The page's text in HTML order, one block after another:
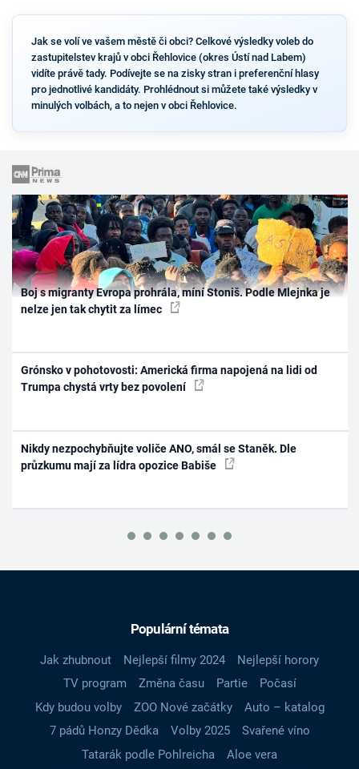
Jak se volí ve vašem městě či obci? Celkové výsledky voleb do
zastupitelstev krajů v obci Řehlovice (okres Ústí nad Labem)
vidíte právě tady. Podívejte se na zisky stran i preferenční hlasy
pro jednotlivé kandidáty. Prohlédnout si můžete také výsledky v
minulých volbách, a to nejen v obci Řehlovice.
Boj s migranty Evropa prohrála, míní Stoniš. Podle Mlejnka je
nelze jen tak chytit za límec
Grónsko v pohotovosti: Americká firma napojená na lidi od
Trumpa chystá vrty bez povolení
Nikdy nezpochybňujte voliče ANO, smál se Staněk. Dle
průzkumu mají za lídra opozice Babiše
Populární témata
Jak zhubnout Nejlepší filmy 2024
Nejlepší horory
TV program
Změna času Partie
Počasí
Kdy budou volby
ZOO Nové začátky
Auto – katalog
7 pádů Honzy Dědka
Volby 2025
Svařené víno
Tatarák podle Pohlreicha
Aloe vera